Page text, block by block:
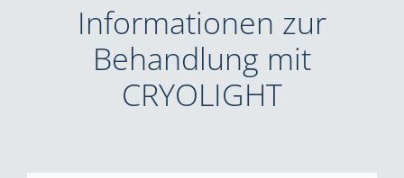
Informationen zur
Behandlung mit
CRYOLIGHT